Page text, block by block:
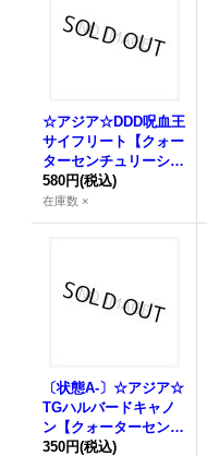
☆アジア☆DDD呪血王
サイフリート【クォー
ターセンチュリーシー
クレット】{アジアQC
CP-JP082}《シンク
ロ》
580円(税込)
在庫数 ×
〔状態A-〕☆アジア☆
TGハルバードキャノ
ン【クォーターセンチ
ュリーシークレット】
350円(税込)